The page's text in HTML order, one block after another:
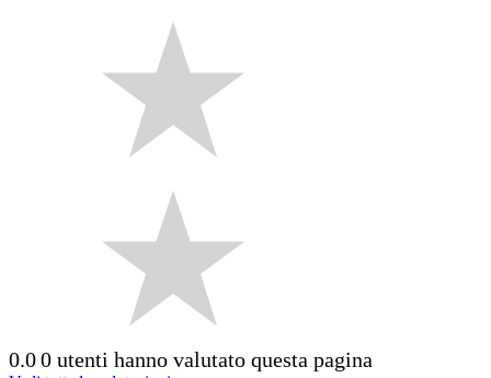
0.00 utenti hanno valutato questa pagina